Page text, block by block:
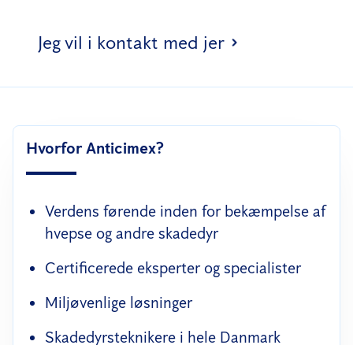
Jeg vil i kontakt med jer
Hvorfor Anticimex?
Verdens førende inden for bekæmpelse af
hvepse og andre skadedyr
Certificerede eksperter og specialister
Miljøvenlige løsninger
Skadedyrsteknikere i hele Danmark